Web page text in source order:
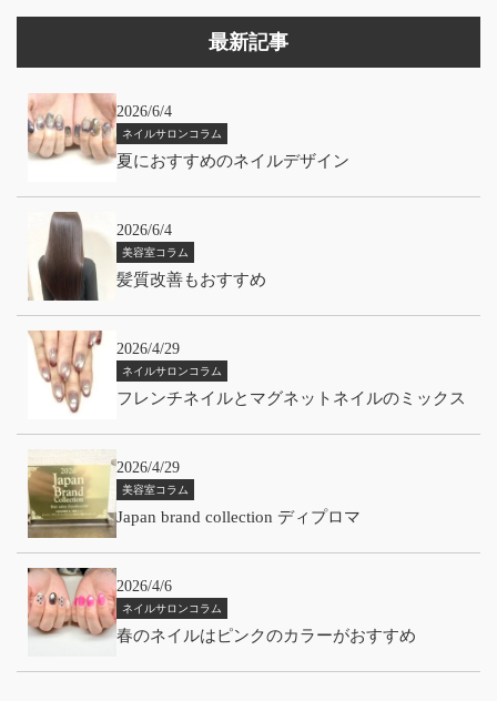
最新記事
2026/6/4
ネイルサロンコラム
夏におすすめのネイルデザイン
2026/6/4
美容室コラム
髪質改善もおすすめ
2026/4/29
ネイルサロンコラム
フレンチネイルとマグネットネイルのミックス
2026/4/29
美容室コラム
Japan brand collection ディプロマ
2026/4/6
ネイルサロンコラム
春のネイルはピンクのカラーがおすすめ